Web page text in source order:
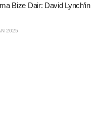
Bize Dair: David Lynch’in
2025